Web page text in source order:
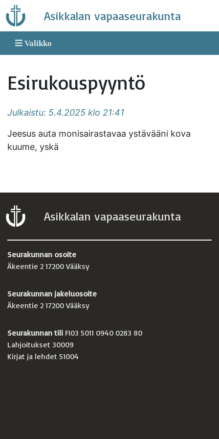
Skip
to
content
Asikkalan vapaaseurakunta
Valikko
Esirukouspyyntö
Julkaistu: 5.4.2025 klo 21:41
Jeesus auta monisairastavaa ystävääni kova
kuume, yskä
Asikkalan vapaaseurakunta
Seurakunnan osoite
Äkeentie 2 17200 Vääksy
Seurakunnan jakeluosoite
Äkeentie 2 17200 Vääksy
Seurakunnan tili FI03 5011 0940 0283 80
Lahjoitukset 30009
Kirjat ja lehdet 51004